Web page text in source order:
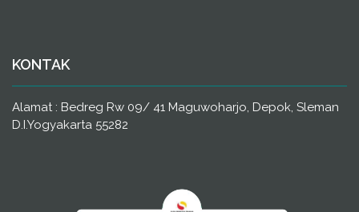
KONTAK
Alamat : Bedreg Rw 09/ 41 Maguwoharjo, Depok, Sleman
D.I.Yogyakarta 55282